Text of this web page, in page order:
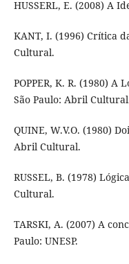
HUSSERL, E. (2008) A
KANT, I. (1996) Crítica
Cultural.
POPPER, K. R. (1980) A
São Paulo: Abril
QUINE, W.V.O. (1980)
Abril Cultural.
RUSSEL, B. (1978)
Cultural.
TARSKI, A. (2007) A
Paulo: UNESP.